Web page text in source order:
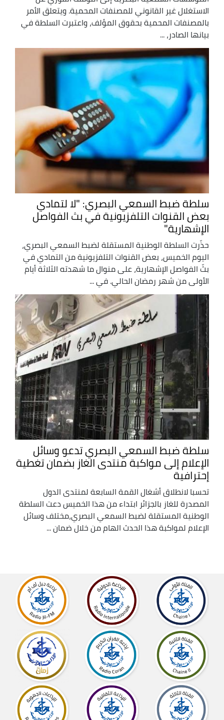
الاستغلال غير القانوني للمصنفات المحمية. ويتعلق الأمر
بالمصنفات المحمية بحقوق المؤلف، واعتبرت السلطة في
بيانها الصادر، ...
سلطة ضبط السمعي البصري: "لا لتمادي
بعض القنوات التلفزيونية في بث الفواصل
الإشهارية"
حذّرت السلطة الوطنية المستقلة لضبط السمعي البصري،
اليوم الخميس، بعض القنوات التلفزيونية من التمادي في
بثّ الفواصل الإشهارية، على منوال ما شهدته الثلاثة أيام
الأولى من شهر رمضان الحالي. في ...
سلطة ضبط السمعي البصري تدعو وسائل
الإعلام إلى مواكبة منتدى الغاز بضمان تغطية
إحترافية
تحسبا لانطلاق أشغال القمة السابعة لمنتدى الدول
المصدرة للغاز بالجزائر ابتداء من هذا الخميس دعت السلطة
الوطنية المستقلة لضبط السمعي البصري،مختلف وسائل
الإعلام لمواكبة هذا الحدث الهام من خلال ضمان ...